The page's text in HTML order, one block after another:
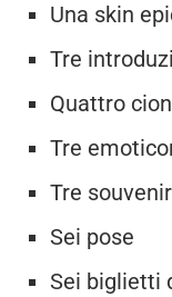
Una skin
Tre
Quattro
Tre
Tre souvenir
Sei pose
Sei biglietti